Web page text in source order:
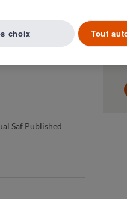
l'effet
Saf Published
Tout
choix